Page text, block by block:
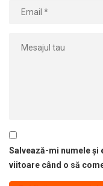
Salvează-mi numele și
viitoare când o să